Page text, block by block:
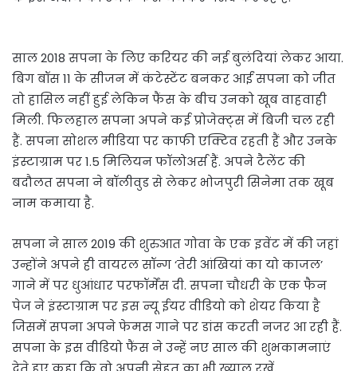
साल 2018 सपना के लिए करियर की नई बुलंदियां लेकर आया.
बिग बॉस 11 के सीजन में कंटेस्टेंट बनकर आईं सपना को जीत
तो हासिल नहीं हुई लेकिन फैंस के बीच उनको खूब वाहवाही
मिली. फिलहाल सपना अपने कई प्रोजेक्ट्स में बिजी चल रही
हैं. सपना सोशल मीडिया पर काफी एक्टिव रहती हैं और उनके
इंस्टाग्राम पर 1.5 मिलियन फॉलोअर्स हैं. अपने टैलेंट की
बदौलत सपना ने बॉलीवुड से लेकर भोजपुरी सिनेमा तक खूब
नाम कमाया है.
सपना ने साल 2019 की शुरुआत गोवा के एक इवेंट में की जहां
उन्होंने अपने ही वायरल सॉन्ग ‘तेरी आंखियां का यो काजल’
गाने में पर धुआंधार परफॉर्मेंस दी. सपना चौधरी के एक फैन
पेज ने इंस्टाग्राम पर इस न्यू ईयर वीडियो को शेयर किया है
जिसमें सपना अपने फेमस गाने पर डांस करती नजर आ रही हैं.
सपना के इस वीडियो फैंस ने उन्हें नए साल की शुभकामनाएं